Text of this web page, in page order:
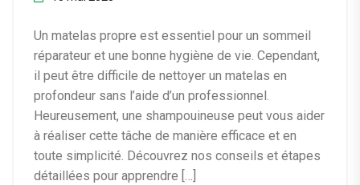
Un matelas propre est essentiel pour un sommeil
réparateur et une bonne hygiène de vie. Cependant,
il peut être difficile de nettoyer un matelas en
profondeur sans l’aide d’un professionnel.
Heureusement, une shampouineuse peut vous aider
à réaliser cette tâche de manière efficace et en
toute simplicité. Découvrez nos conseils et étapes
détaillées pour apprendre […]